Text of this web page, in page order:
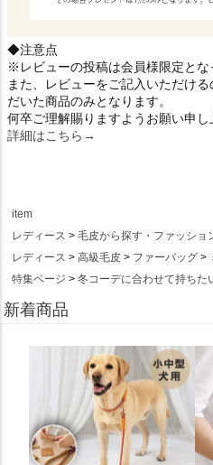
◆注意点
※レビューの投稿は会員様限定とな
また、レビューをご記入いただけ
だいた商品のみとなります。
何卒ご理解賜りますようお願い申し
詳細はこちら→
item
レディース
毛皮から探す・ファッショ
レディース
高級毛皮 ファーバッグ
特集ページ
冬コーデに合わせて持ちた
新着商品